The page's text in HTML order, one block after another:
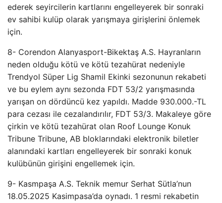
ederek seyircilerin kartlarını engelleyerek bir sonraki
ev sahibi kulüp olarak yarışmaya girişlerini önlemek
için.
8- Corendon Alanyasport-Bikektaş A.S. Hayranların
neden olduğu kötü ve kötü tezahürat nedeniyle
Trendyol Süper Lig Shamil Ekinki sezonunun rekabeti
ve bu eylem aynı sezonda FDT 53/2 yarışmasında
yarışan on dördüncü kez yapıldı. Madde 930.000.-TL
para cezası ile cezalandırılır, FDT 53/3. Makaleye göre
çirkin ve kötü tezahürat olan Roof Lounge Konuk
Tribune Tribune, AB bloklarındaki elektronik biletler
alanındaki kartları engelleyerek bir sonraki konuk
kulübünün girişini engellemek için.
9- Kasmpaşa A.S. Teknik memur Serhat Sütla’nun
18.05.2025 Kasimpasa’da oynadı. 1 resmi rekabetin